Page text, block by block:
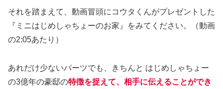
それを踏まえて、動画冒頭にコウタくんがプレゼントした
『ミニはじめしゃちょーのお家』をみてください。（動画
の2:05あたり）
あれだけ少ないパーツでも、きちんと はじめしゃちょー
の3億年の豪邸の特徴を捉えて、相手に伝えることができ